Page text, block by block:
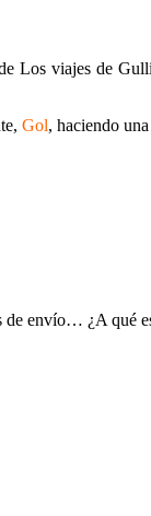
Los viajes de
Gol, haciendo
de envío… ¿A qué